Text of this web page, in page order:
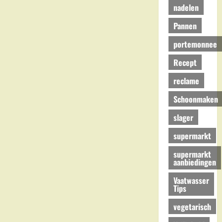
nadelen
Pannen
portemonnee
Recept
reclame
Schoonmaken
slager
supermarkt
supermarkt
aanbiedingen
Vaatwasser
Tips
vegetarisch